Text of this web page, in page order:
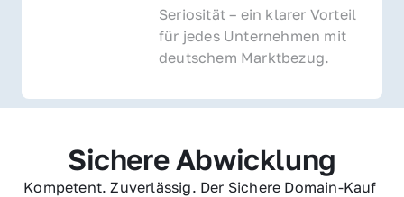
Seriosität – ein klarer Vorteil
für jedes Unternehmen mit
deutschem Marktbezug.
Sichere Abwicklung
Kompetent. Zuverlässig. Der Sichere Domain-Kauf